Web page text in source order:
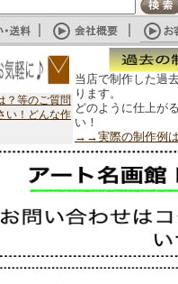
？等のご質問
い！どんな作
当店で制作した過
ります。
どのように仕上が
い！
→→実際の制作例